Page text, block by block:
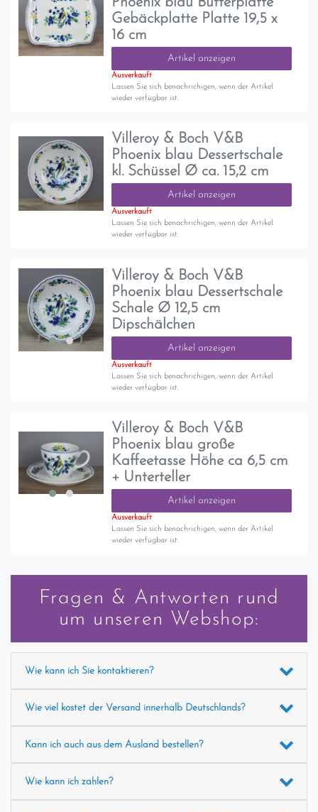
Gebäckplatte Platte 19,5 x
16 cm
Artikel anzeigen
Ausverkauft
Lassen Sie sich benachrichigen, wenn der Artikel
wieder verfügbar ist.
Villeroy & Boch V&B
Phoenix blau Dessertschale
kl. Schüssel Ø ca. 15,2 cm
Artikel anzeigen
Ausverkauft
Lassen Sie sich benachrichigen, wenn der Artikel
wieder verfügbar ist.
Villeroy & Boch V&B
Phoenix blau Dessertschale
Schale Ø 12,5 cm
Dipschälchen
Artikel anzeigen
Ausverkauft
Lassen Sie sich benachrichigen, wenn der Artikel
wieder verfügbar ist.
Villeroy & Boch V&B
Phoenix blau große
Kaffeetasse Höhe ca 6,5 cm
+ Unterteller
Artikel anzeigen
Ausverkauft
Lassen Sie sich benachrichigen, wenn der Artikel
wieder verfügbar ist.
Fragen & Antworten rund
um unseren Webshop:
Wie kann ich Sie kontaktieren?
Wie viel kostet der Versand innerhalb Deutschlands?
Kann ich auch aus dem Ausland bestellen?
Wie kann ich zahlen?